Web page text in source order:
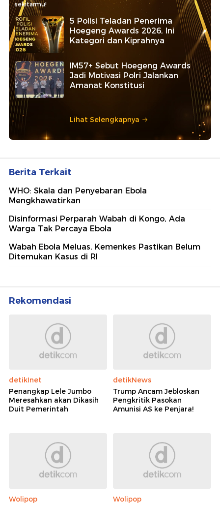
sekitarmu!
5 Polisi Teladan Penerima
Hoegeng Awards 2026, Ini
Kategori dan Kiprahnya
IM57+ Sebut Hoegeng Awards
Jadi Motivasi Polri Jalankan
Amanat Konstitusi
Lihat Selengkapnya
Berita Terkait
WHO: Skala dan Penyebaran Ebola
Mengkhawatirkan
Disinformasi Perparah Wabah di Kongo, Ada
Warga Tak Percaya Ebola
Wabah Ebola Meluas, Kemenkes Pastikan Belum
Ditemukan Kasus di RI
Rekomendasi
detikInet
Penangkap Lele Jumbo
Meresahkan akan Dikasih
Duit Pemerintah
detikNews
Trump Ancam Jebloskan
Pengkritik Pasokan
Amunisi AS ke Penjara!
Wolipop
Wolipop